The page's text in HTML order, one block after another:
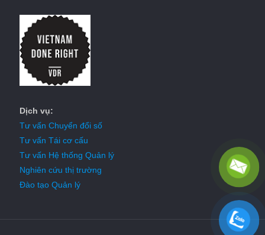
Dịch vụ:
Tư vấn Chuyển đổi số
Tư vấn Tái cơ cấu
Tư vấn Hệ thống Quản lý
Nghiên cứu thị trường
Đào tạo Quản lý